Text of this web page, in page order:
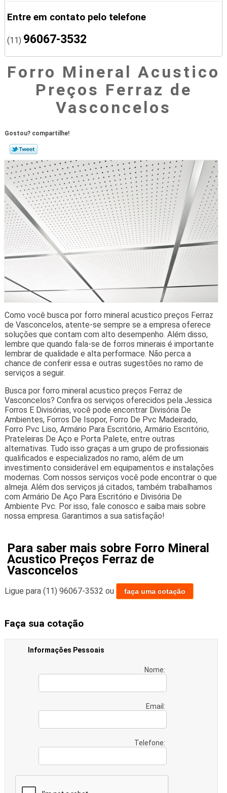
Entre em contato pelo telefone
(11) 96067-3532
Forro Mineral Acustico
Preços Ferraz de
Vasconcelos
Gostou? compartilhe!
Como você busca por forro mineral acustico preços Ferraz
de Vasconcelos, atente-se sempre se a empresa oferece
soluções que contam com alto desempenho. Além disso,
lembre que quando fala-se de forros minerais é importante
lembrar de qualidade e alta performace. Não perca a
chance de conferir essa e outras sugestões no ramo de
serviços a seguir.
Busca por forro mineral acustico preços Ferraz de
Vasconcelos? Confira os serviços oferecidos pela Jessica
Forros E Divisórias, você pode encontrar Divisória De
Ambientes, Forros De Isopor, Forro De Pvc Madeirado,
Forro Pvc Liso, Armário Para Escritório, Armário Escritório,
Prateleiras De Aço e Porta Palete, entre outras
alternativas. Tudo isso graças a um grupo de profissionais
qualificados e especializados no ramo, além de um
investimento considerável em equipamentos e instalações
modernas. Com nossos serviços você pode encontrar o que
almeja. Além dos serviços já citados, também trabalhamos
com Armário De Aço Para Escritório e Divisória De
Ambiente Pvc. Por isso, fale conosco e saiba mais sobre
nossa empresa. Garantimos a sua satisfação!
Para saber mais sobre Forro Mineral
Acustico Preços Ferraz de
Vasconcelos
Ligue para (11) 96067-3532 ou faça uma cotação
Faça sua cotação
Informações Pessoais
Nome:
Email:
Telefone: